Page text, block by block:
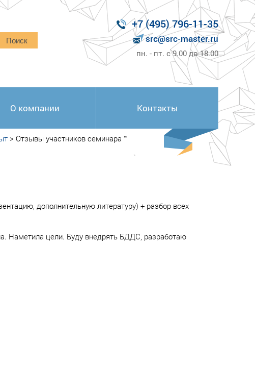
Поиск
+7 (495) 796-11-35
src@src-master.ru
пн. - пт. с 9.00 до 18.00
О компании Контакты
> Отзывы участников семинара ""
дополнительную литературу) + разбор всех
Наметила цели. Буду внедрять БДДС, разработаю